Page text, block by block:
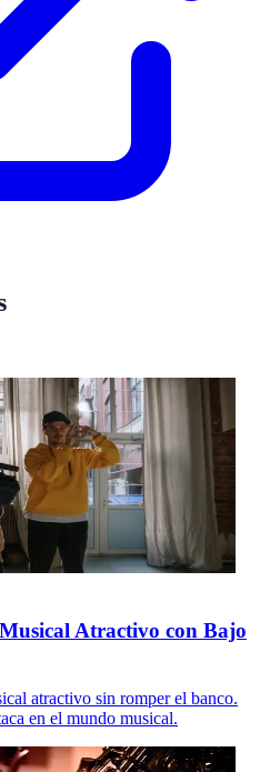
Atractivo con Bajo
atractivo sin romper el banco.
en el mundo musical.